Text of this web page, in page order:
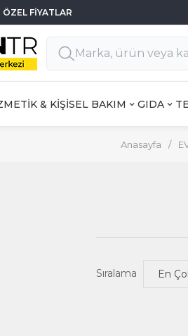
FİYATLAR
& KİŞİSEL BAKIM GIDA
Anasayfa /
Sıralama